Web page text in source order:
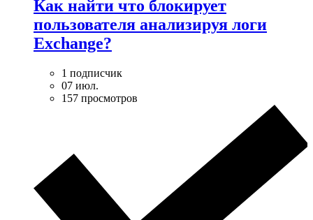
Как найти что блокирует
пользователя анализируя логи
Exchange?
1 подписчик
07 июл.
157 просмотров